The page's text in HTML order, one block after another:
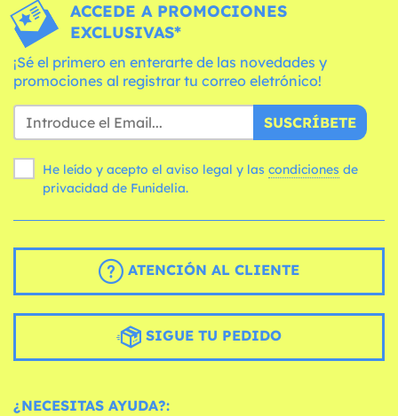
ACCEDE A PROMOCIONES
EXCLUSIVAS*
¡Sé el primero en enterarte de las novedades y
promociones al registrar tu correo eletrónico!
SUSCRÍBETE
He leído y acepto el aviso legal y las condiciones
privacidad de Funidelia.
ATENCIÓN AL CLIENTE
SIGUE TU PEDIDO
¿NECESITAS AYUDA?: